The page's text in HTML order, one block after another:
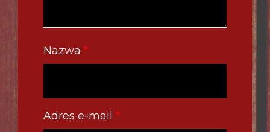
Nazwa *
Adres e-mail *